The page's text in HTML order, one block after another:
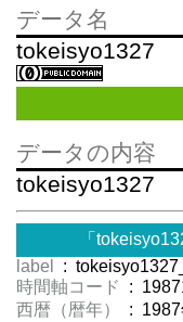
データ名
tokeisyo1327
データの内容
tokeisyo1327
「
label
:
時間軸コード
:
西暦（暦年）
: